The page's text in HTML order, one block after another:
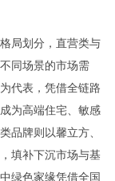
局划分，直营类与
同场景的市场需
代表，凭借全链路
为高端住宅、敏感
品牌则以馨立方、
填补下沉市场与基
绿色家缘凭借全国